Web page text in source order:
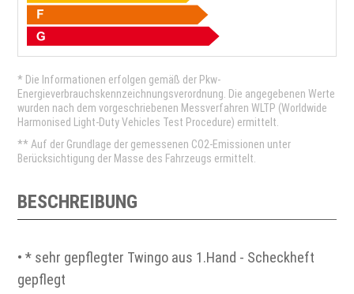
* Die Informationen erfolgen gemäß der Pkw-
Energieverbrauchskennzeichnungsverordnung. Die angegebenen Werte
wurden nach dem vorgeschriebenen Messverfahren WLTP (Worldwide
Harmonised Light-Duty Vehicles Test Procedure) ermittelt.
** Auf der Grundlage der gemessenen CO2-Emissionen unter
Berücksichtigung der Masse des Fahrzeugs ermittelt.
BESCHREIBUNG
• * sehr gepflegter Twingo aus 1.Hand - Scheckheft
gepflegt